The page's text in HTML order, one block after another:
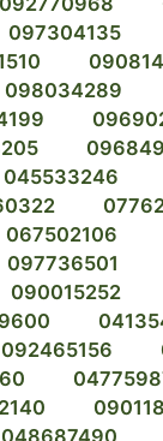
097304135
098034289
045533246
067502106
097736501
090015252
092465156
048687490